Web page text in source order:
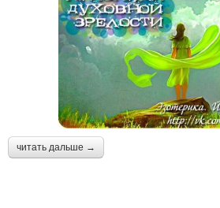
читать дальше →